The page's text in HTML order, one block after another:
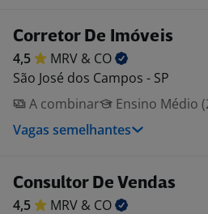
Corretor De Imóveis
4,5 MRV & CO
São José dos Campos - SP
A combinar
Ensino Médio
Vagas semelhantes
Consultor De Vendas
4,5 MRV & CO